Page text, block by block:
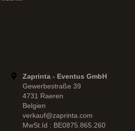
Zaprinta - Eventus GmbH
Gewerbestraße 39
4731 Raeren
Belgien
verkauf@zaprinta.com
MwSt.Id : BE0875.865.260